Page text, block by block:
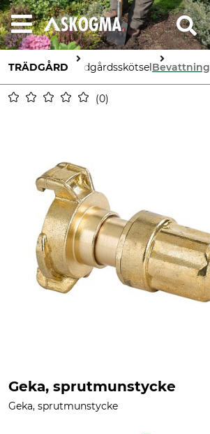
TRÄDGÅRD TrädgårdsskötselBevattning
0
Geka, sprutmunstycke
Geka, sprutmunstycke